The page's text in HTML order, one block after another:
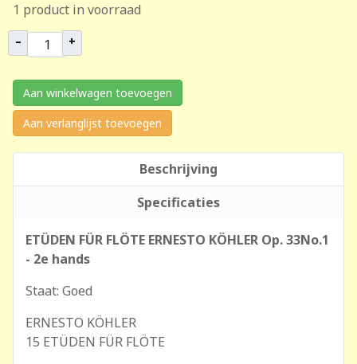
1 product in voorraad
– +
Aan winkelwagen toevoegen
Aan verlanglijst toevoegen
Beschrijving
Specificaties
ETÜDEN FÜR FLÖTE ERNESTO KÖHLER Op. 33No.1
- 2e hands
Staat: Goed
ERNESTO KÖHLER
15 ETÜDEN FÜR FLÖTE